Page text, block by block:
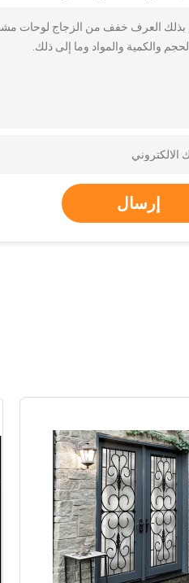
بذلك العرف خفف من الزجاج لوحات
والكمية والمواد وما إلى ذلك.
إرسال